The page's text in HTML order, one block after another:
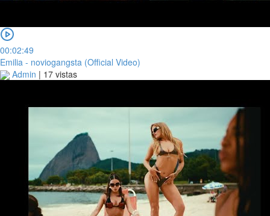
00:02:49
Emilia - noviogangsta (Official Video)
Admin | 17 vistas